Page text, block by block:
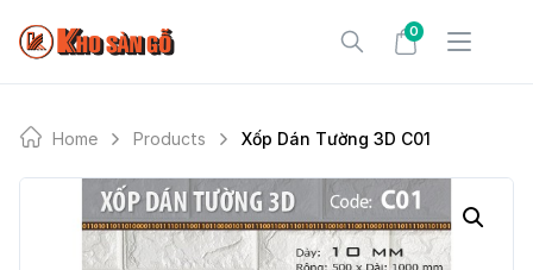
0
Home Products Xốp Dán Tường 3D C01